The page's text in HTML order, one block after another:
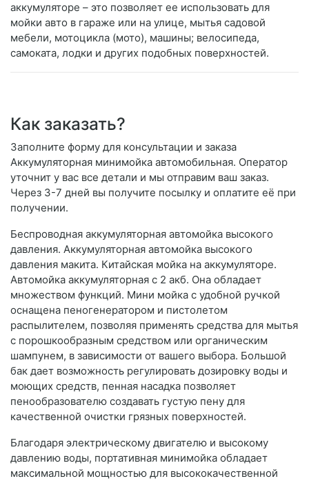
аккумуляторе – это позволяет ее использовать для
мойки авто в гараже или на улице, мытья садовой
мебели, мотоцикла (мото), машины; велосипеда,
самоката, лодки и других подобных поверхностей.
Как заказать?
Заполните форму для консультации и заказа
Аккумуляторная минимойка автомобильная. Оператор
уточнит у вас все детали и мы отправим ваш заказ.
Через 3-7 дней вы получите посылку и оплатите её при
получении.
Беспроводная аккумуляторная автомойка высокого
давления. Аккумуляторная автомойка высокого
давления макита. Китайская мойка на аккумуляторе.
Автомойка аккумуляторная с 2 акб. Она обладает
множеством функций. Мини мойка с удобной ручкой
оснащена пеногенератором и пистолетом
распылителем, позволяя применять средства для мытья
с порошкообразным средством или органическим
шампунем, в зависимости от вашего выбора. Большой
бак дает возможность регулировать дозировку воды и
моющих средств, пенная насадка позволяет
пенообразователю создавать густую пену для
качественной очистки грязных поверхностей.
Благодаря электрическому двигателю и высокому
давлению воды, портативная минимойка обладает
максимальной мощностью для высококачественной